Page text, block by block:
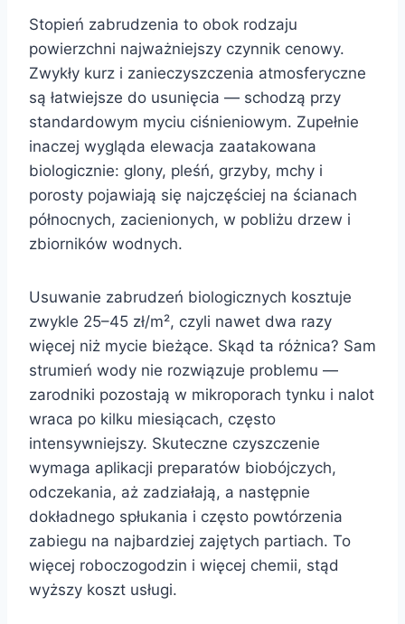
Stopień zabrudzenia to obok rodzaju
powierzchni najważniejszy czynnik cenowy.
Zwykły kurz i zanieczyszczenia atmosferyczne
są łatwiejsze do usunięcia — schodzą przy
standardowym myciu ciśnieniowym. Zupełnie
inaczej wygląda elewacja zaatakowana
biologicznie: glony, pleśń, grzyby, mchy i
porosty pojawiają się najczęściej na ścianach
północnych, zacienionych, w pobliżu drzew i
zbiorników wodnych.
Usuwanie zabrudzeń biologicznych kosztuje
zwykle 25–45 zł/m², czyli nawet dwa razy
więcej niż mycie bieżące. Skąd ta różnica? Sam
strumień wody nie rozwiązuje problemu —
zarodniki pozostają w mikroporach tynku i nalot
wraca po kilku miesiącach, często
intensywniejszy. Skuteczne czyszczenie
wymaga aplikacji preparatów biobójczych,
odczekania, aż zadziałają, a następnie
dokładnego spłukania i często powtórzenia
zabiegu na najbardziej zajętych partiach. To
więcej roboczogodzin i więcej chemii, stąd
wyższy koszt usługi.